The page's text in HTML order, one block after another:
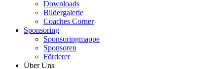
Downloads
Bildergalerie
Coaches Corner
Sponsoring
Sponsoringmappe
Sponsoren
Förderer
Über Uns